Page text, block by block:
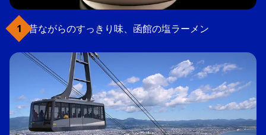
昔ながらのすっきり味、函館の塩ラーメン